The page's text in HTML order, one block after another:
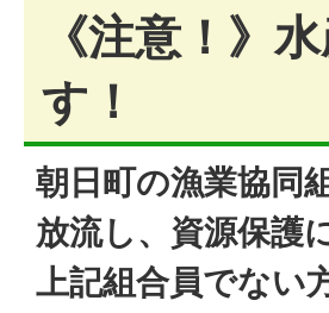
《注意！》
す！
朝日町の漁業協同
放流し、資源保護
上記組合員でない